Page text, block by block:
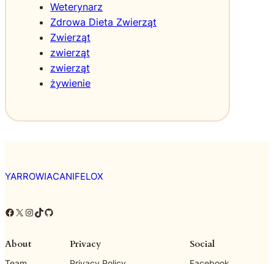
Weterynarz
Zdrowa Dieta Zwierząt
Zwierząt
zwierząt
zwierząt
żywienie
YARROWIACANIFELOX
Facebook X Instagram TikTok GitHub
About Privacy Social